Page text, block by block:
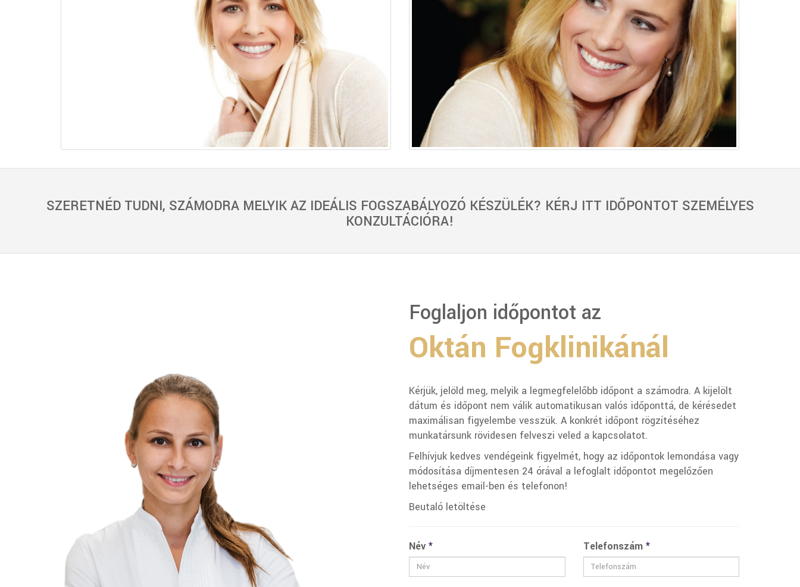
SZERETNÉD TUDNI, SZÁMODRA MELYIK AZ IDEÁLIS FOGSZABÁLYOZÓ KÉSZÜLÉK? KÉRJ ITT IDŐPONTOT SZEMÉLYES
KONZULTÁCIÓRA!
Foglaljon időpontot az
Oktán Fogklinikánál
Kérjük, jelöld meg, melyik a legmegfelelőbb időpont a számodra. A kijelölt
dátum és időpont nem válik automatikusan valós időponttá, de kérésedet
maximálisan figyelembe vesszük. A konkrét időpont rögzítéséhez
munkatársunk rövidesen felveszi veled a kapcsolatot.
Felhívjuk kedves vendégeink figyelmét, hogy az időpontok lemondása vagy
módosítása díjmentesen 24 órával a lefoglalt időpontot megelőzően
lehetséges email-ben és telefonon!
Beutaló letöltése
Név * Telefonszám *